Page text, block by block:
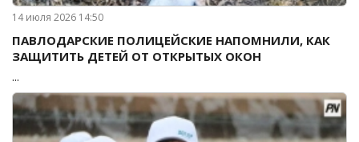
14 июля 2026 14:50
ПАВЛОДАРСКИЕ ПОЛИЦЕЙСКИЕ НАПОМНИЛИ, КАК
ЗАЩИТИТЬ ДЕТЕЙ ОТ ОТКРЫТЫХ ОКОН
...